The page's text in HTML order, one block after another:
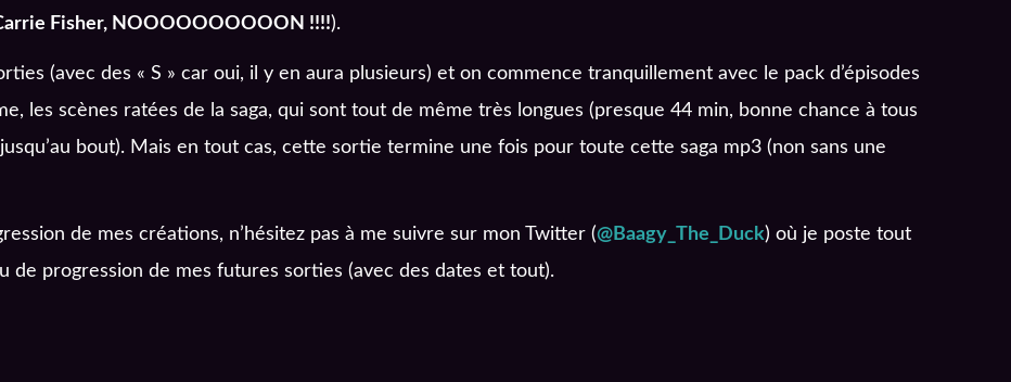
Fisher, NOOOOOOOOOON !!!!).
(avec des « S » car oui, il y en aura plusieurs) et on commence tranquillement avec le pack d’épisodes
les scènes ratées de la saga, qui sont tout de même très longues (presque 44 min, bonne chance à tous
bout). Mais en tout cas, cette sortie termine une fois pour toute cette saga mp3 (non sans une
de mes créations, n’hésitez pas à me suivre sur mon Twitter (@Baagy_The_Duck) où je poste tout
de progression de mes futures sorties (avec des dates et tout).